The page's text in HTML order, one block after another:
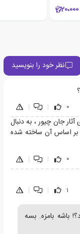
20،000
نظر خود را بنویسید
0
|
|
جان چیور ، به دنبال
بر اساس آن ساخته شده
0
1
|
|
باشه بامزه. بسه